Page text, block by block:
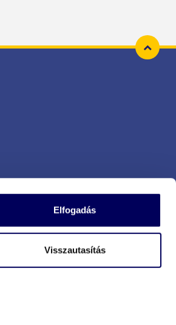
Elfogadás
Visszautasítás